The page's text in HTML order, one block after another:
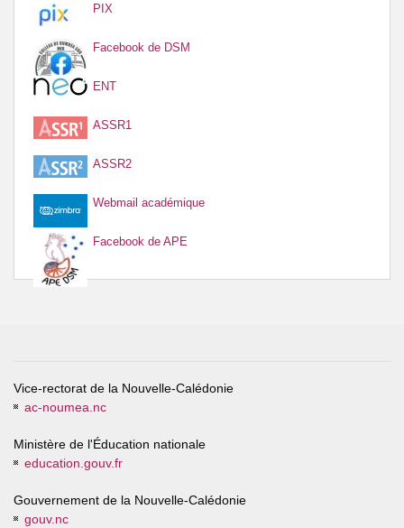
PIX
Facebook de DSM
ENT
ASSR1
ASSR2
Webmail académique
Facebook de APE
Vice-rectorat de la Nouvelle-Calédonie
ac-noumea.nc
Ministère de l'Éducation nationale
education.gouv.fr
Gouvernement de la Nouvelle-Calédonie
gouv.nc